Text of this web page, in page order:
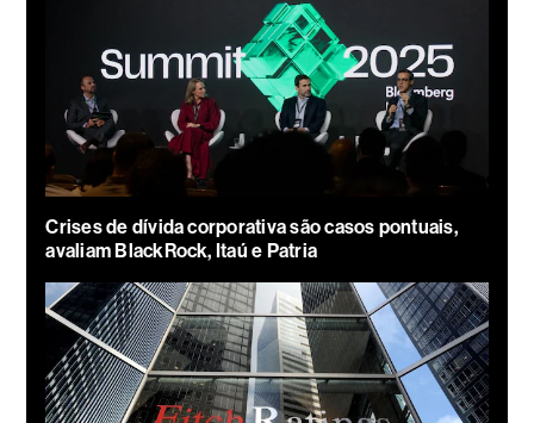
Crises de dívida corporativa são casos pontuais,
avaliam BlackRock, Itaú e Patria